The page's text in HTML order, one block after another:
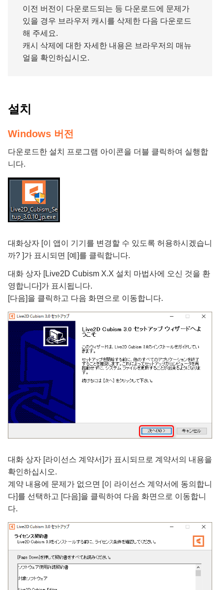
이전 버전이 다운로드되는 등 다운로드에 문제가
있을 경우 브라우저 캐시를 삭제한 다음 다운로드
해 주세요.
캐시 삭제에 대한 자세한 내용은 브라우저의 매뉴
얼을 확인하십시오.
설치
Windows 버전
다운로드한 설치 프로그램 아이콘을 더블 클릭하여 실행합
니다.
대화상자 [이 앱이 기기를 변경할 수 있도록 허용하시겠습니
까? ]가 표시되면 [예]를 클릭합니다.
대화 상자 [Live2D Cubism X.X 설치 마법사에 오신 것을 환
영합니다]가 표시됩니다.
[다음]을 클릭하고 다음 화면으로 이동합니다.
대화 상자 [라이선스 계약서]가 표시되므로 계약서의 내용을
확인하십시오.
계약 내용에 문제가 없으면 [이 라이선스 계약서에 동의합니
다]를 선택하고 [다음]을 클릭하여 다음 화면으로 이동합니
다.